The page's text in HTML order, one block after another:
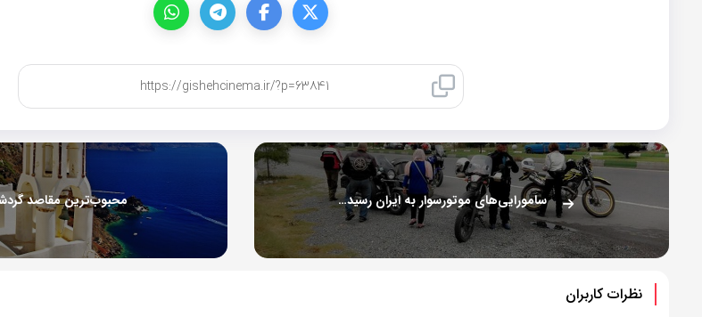
سامورایی‌های موتورسوار به ایران رسیدند + تصاویر
نظرات کاربران